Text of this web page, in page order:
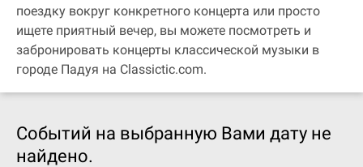
поездку вокруг конкретного концерта или просто
ищете приятный вечер, вы можете посмотреть и
забронировать концерты классической музыки в
городе Падуя на Classictic.com.
Событий на выбранную Вами дату не
найдено.